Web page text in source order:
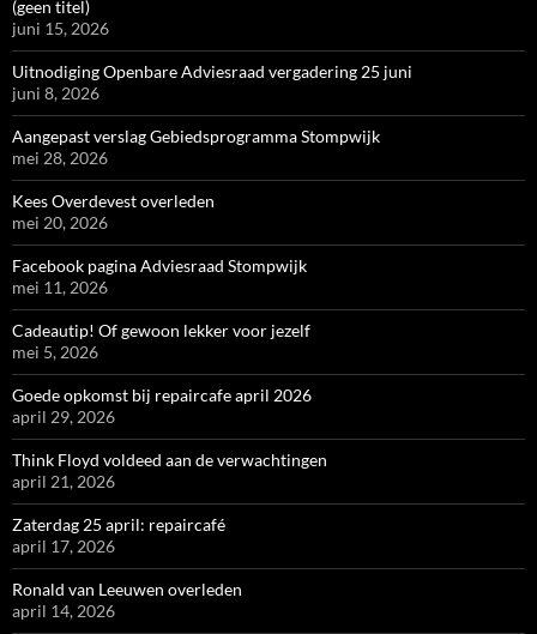
(geen titel)
juni 15, 2026
Uitnodiging Openbare Adviesraad vergadering 25 juni
juni 8, 2026
Aangepast verslag Gebiedsprogramma Stompwijk
mei 28, 2026
Kees Overdevest overleden
mei 20, 2026
Facebook pagina Adviesraad Stompwijk
mei 11, 2026
Cadeautip! Of gewoon lekker voor jezelf
mei 5, 2026
Goede opkomst bij repaircafe april 2026
april 29, 2026
Think Floyd voldeed aan de verwachtingen
april 21, 2026
Zaterdag 25 april: repaircafé
april 17, 2026
Ronald van Leeuwen overleden
april 14, 2026